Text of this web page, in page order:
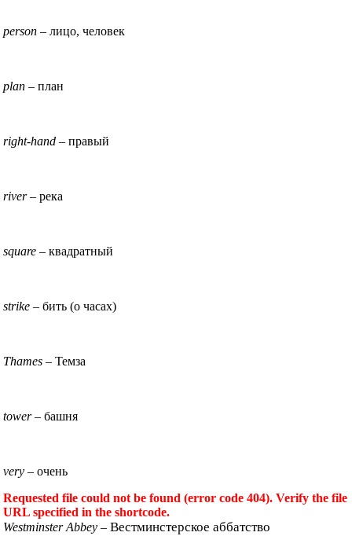
person – лицо, человек
plan – план
right-hand – правый
river– река
square – квадратный
strike – бить (о часах)
Thames – Темза
tower– башня
very – очень
Requested file could not be found (error code 404). Verify the file
URL specified in the shortcode.
Westminster Abbey –Вестминстерское аббатство